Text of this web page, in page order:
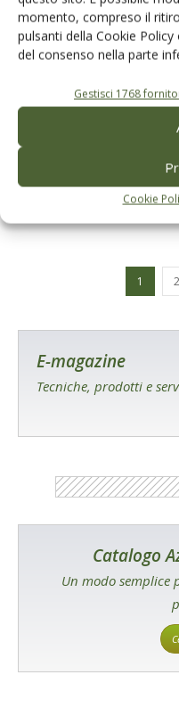
momento, compreso il
pulsanti della Cookie
del consenso nella parte
Gestisci 1768
Cookie
ECONOMIA
Olivicoltura
sviluppo possono
agevolazioni nei
Giuseppe Francesco Sportelli 30
1 2
E-magazine
Tecniche, prodotti e
Catalogo
Un modo semplice